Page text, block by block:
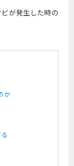
が発生した時の
か